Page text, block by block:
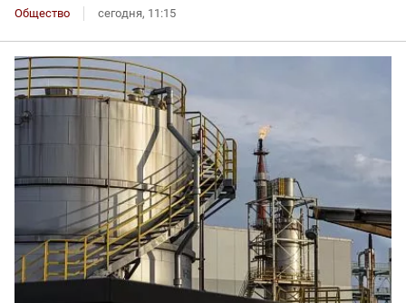
Общество сегодня, 11:15